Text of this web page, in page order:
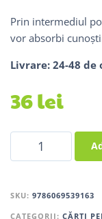
Prin intermediul
vor absorbi
Livrare: 24-48 de
36lei
SKU: 9786069539163
CATEGORII: CĂRȚI